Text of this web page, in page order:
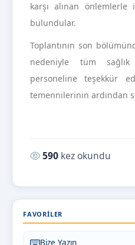
karşı alınan
bulundular.
Toplantının son
nedeniyle tüm
personeline teşekkür
temennilerinin ardından
Okunma sayısı:
590 kez okundu
FAVORILER
Bize Yazın